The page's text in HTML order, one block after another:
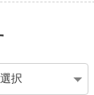
択